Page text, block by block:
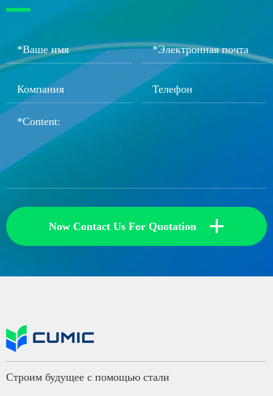
Now Contact Us For Quotation +
Строим будущее с помощью стали